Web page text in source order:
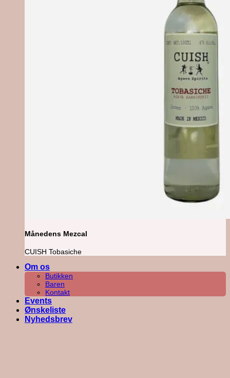
Månedens Mezcal
CUISH Tobasiche
Om os
Butikken
Baren
Kontakt
Events
Ønskeliste
Nyhedsbrev